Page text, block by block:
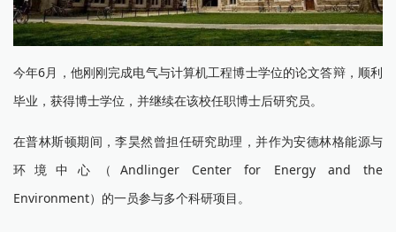
今年6月，他刚刚完成电气与计算机工程博士学位的论文答辩，顺利
毕业，获得博士学位，并继续在该校任职博士后研究员。
在普林斯顿期间，李昊然曾担任研究助理，并作为安德林格能源与
环境中心（Andlinger Center for Energy and the
Environment）的一员参与多个科研项目。